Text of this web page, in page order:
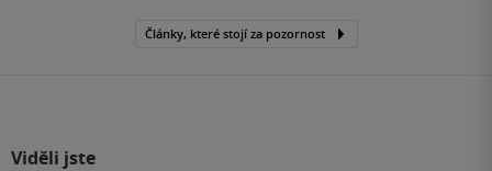
Články, které stojí za pozornost
Viděli jste